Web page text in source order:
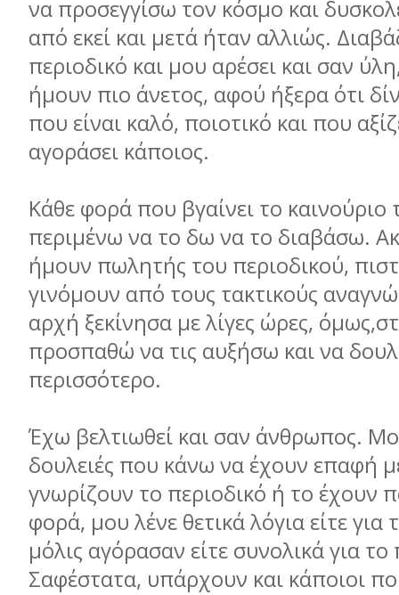
να προσεγγίσω τον κόσμο και
από εκεί και μετά ήταν αλλιώς.
περιοδικό και μου αρέσει και σαν
ήμουν πιο άνετος, αφού ήξερα ότι
που είναι καλό, ποιοτικό και που
αγοράσει κάποιος.
Κάθε φορά που βγαίνει το καινούριο
περιμένω να το δω να το διαβάσω.
ήμουν πωλητής του περιοδικού,
γινόμουν από τους τακτικούς
αρχή ξεκίνησα με λίγες ώρες,
προσπαθώ να τις αυξήσω και να
περισσότερο.
Έχω βελτιωθεί και σαν άνθρωπος.
δουλειές που κάνω να έχουν επαφή
γνωρίζουν το περιοδικό ή το έχουν
φορά, μου λένε θετικά λόγια είτε για
μόλις αγόρασαν είτε συνολικά για το
Σαφέστατα, υπάρχουν και κάποιοι